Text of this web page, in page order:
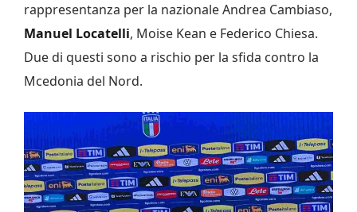
rappresentanza per la nazionale Andrea Cambiaso,
Manuel Locatelli, Moise Kean e Federico Chiesa.
Due di questi sono a rischio per la sfida contro la
Mcedonia del Nord.